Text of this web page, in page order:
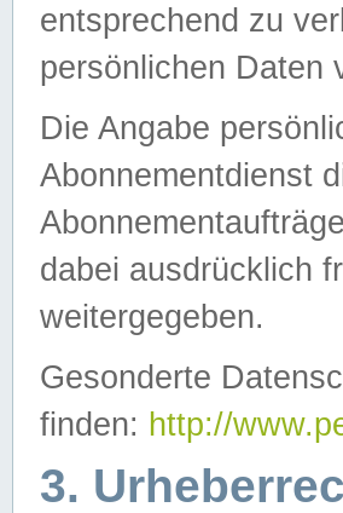
entsprechend zu
persönlichen Daten
Die Angabe
Abonnementdienst
dabei ausdrücklich
weitergegeben.
Gesonderte
finden: http://
3.